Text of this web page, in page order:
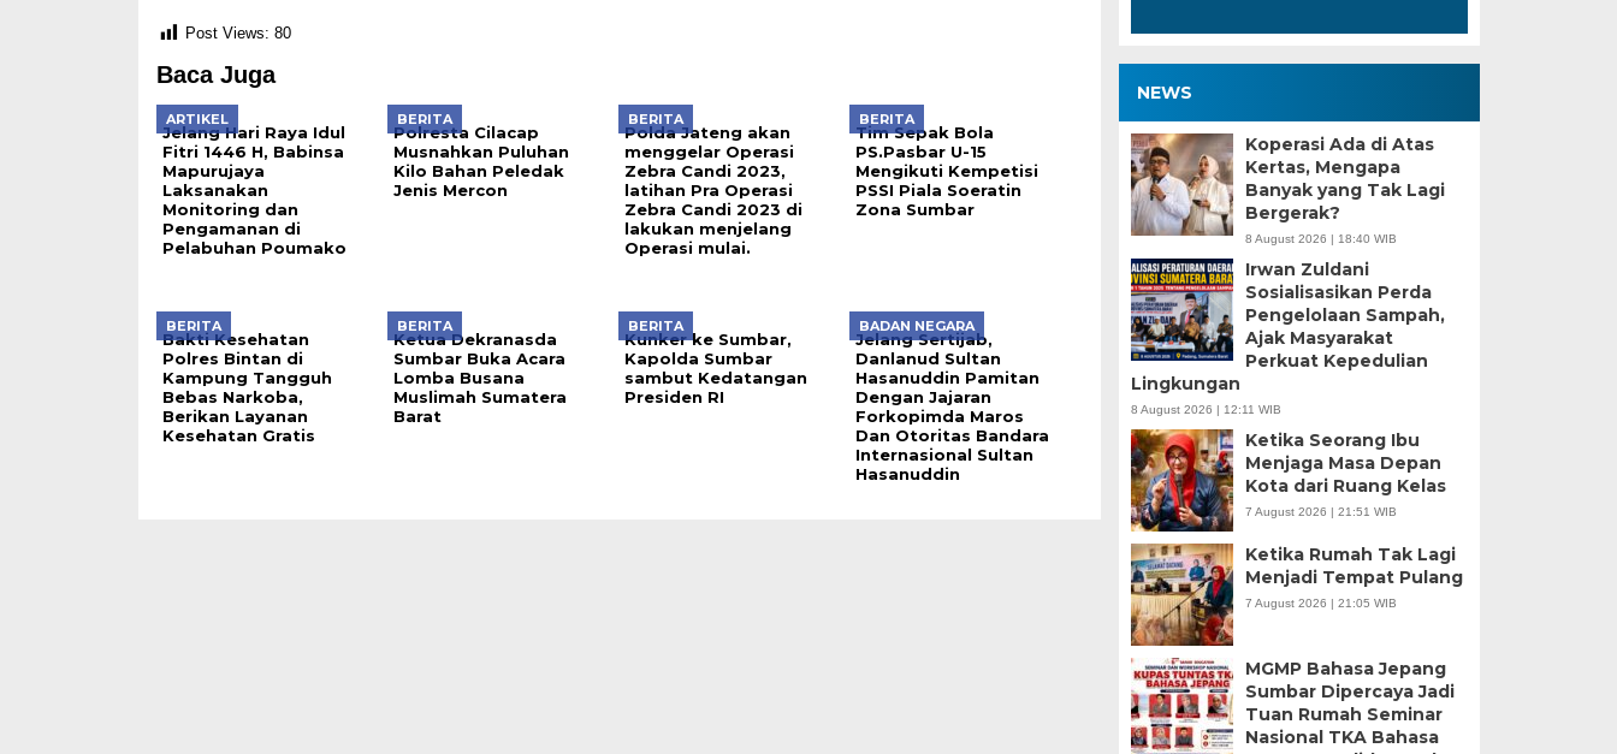
Post Views: 80
Baca Juga
ARTIKEL
Jelang Hari Raya Idul
Fitri 1446 H, Babinsa
Mapurujaya
Laksanakan
Monitoring dan
Pengamanan di
Pelabuhan Poumako
BERITA
Polresta Cilacap
Musnahkan Puluhan
Kilo Bahan Peledak
Jenis Mercon
BERITA
Polda Jateng akan
menggelar Operasi
Zebra Candi 2023,
latihan Pra Operasi
Zebra Candi 2023 di
lakukan menjelang
Operasi mulai.
BERITA
Tim Sepak Bola
PS.Pasbar U-15
Mengikuti Kempetisi
PSSI Piala Soeratin
Zona Sumbar
BERITA
Bakti Kesehatan
Polres Bintan di
Kampung Tangguh
Bebas Narkoba,
Berikan Layanan
Kesehatan Gratis
BERITA
Ketua Dekranasda
Sumbar Buka Acara
Lomba Busana
Muslimah Sumatera
Barat
BERITA
Kunker ke Sumbar,
Kapolda Sumbar
sambut Kedatangan
Presiden RI
BADAN NEGARA
Jelang Sertijab,
Danlanud Sultan
Hasanuddin Pamitan
Dengan Jajaran
Forkopimda Maros
Dan Otoritas Bandara
Internasional Sultan
Hasanuddin
NEWS
Koperasi Ada di Atas
Kertas, Mengapa
Banyak yang Tak Lagi
Bergerak?
8 August 2026 | 18:40 WIB
Irwan Zuldani
Sosialisasikan Perda
Pengelolaan Sampah,
Ajak Masyarakat
Perkuat Kepedulian
Lingkungan
8 August 2026 | 12:11 WIB
Ketika Seorang Ibu
Menjaga Masa Depan
Kota dari Ruang Kelas
7 August 2026 | 21:51 WIB
Ketika Rumah Tak Lagi
Menjadi Tempat Pulang
7 August 2026 | 21:05 WIB
MGMP Bahasa Jepang
Sumbar Dipercaya Jadi
Tuan Rumah Seminar
Nasional TKA Bahasa